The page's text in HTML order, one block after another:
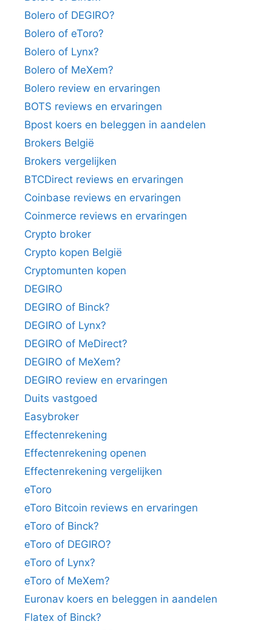
Bolero of DEGIRO?
Bolero of eToro?
Bolero of Lynx?
Bolero of MeXem?
Bolero review en ervaringen
BOTS reviews en ervaringen
Bpost koers en beleggen in aandelen
Brokers België
Brokers vergelijken
BTCDirect reviews en ervaringen
Coinbase reviews en ervaringen
Coinmerce reviews en ervaringen
Crypto broker
Crypto kopen België
Cryptomunten kopen
DEGIRO
DEGIRO of Binck?
DEGIRO of Lynx?
DEGIRO of MeDirect?
DEGIRO of MeXem?
DEGIRO review en ervaringen
Duits vastgoed
Easybroker
Effectenrekening
Effectenrekening openen
Effectenrekening vergelijken
eToro
eToro Bitcoin reviews en ervaringen
eToro of Binck?
eToro of DEGIRO?
eToro of Lynx?
eToro of MeXem?
Euronav koers en beleggen in aandelen
Flatex of Binck?